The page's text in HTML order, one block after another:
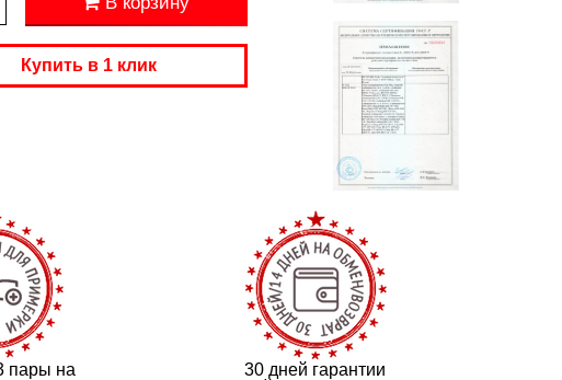
Купить в 1 клик
пары на
30 дней гарантии